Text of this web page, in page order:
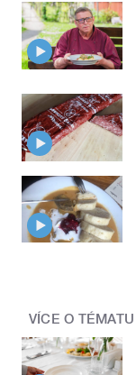
VÍCE O TÉMATU